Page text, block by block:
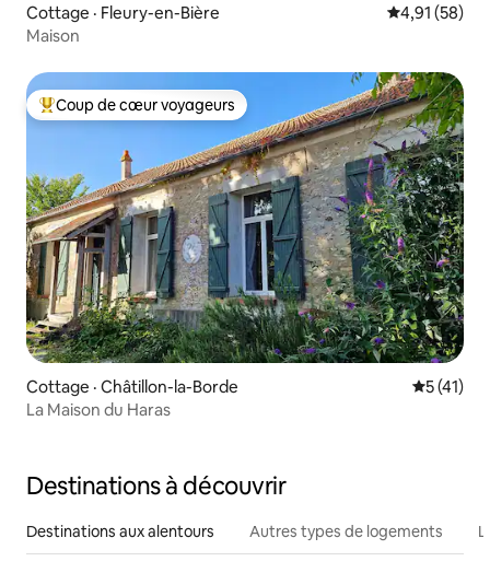
Cottage · Fleury-en-Bière Note
4,91 (58)
Maison
Coup de cœur voyageurs parmi les plus aimés
Coup de cœur voyageurs
Cottage · Châtillon-la-Borde Note
5 (41)
La Maison du Haras
Destinations à découvrir
Destinations aux alentours Autres types de logements